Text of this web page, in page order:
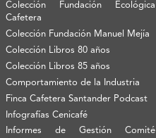
Colección Fundación Ecológica
Cafetera
Colección Fundación Manuel Mejía
Colección Libros 80 años
Colección Libros 85 años
Comportamiento de la Industria
Finca Cafetera Santander Podcast
Infografías Cenicafé
Informes de Gestión Comité